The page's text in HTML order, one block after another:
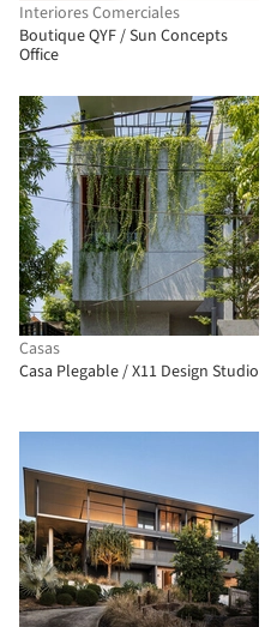
Interiores Comerciales
Boutique QYF / Sun Concepts
Office
Casas
Casa Plegable / X11 Design Studio